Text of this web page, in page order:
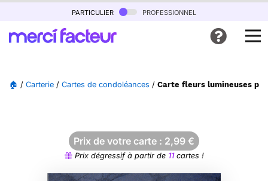
particulier professionnel
🏠 / Carterie / Cartes de condoléances / Carte fleurs lumineuses
Prix de votre carte : 2,99 €
Prix dégressif à partir de 11cartes !